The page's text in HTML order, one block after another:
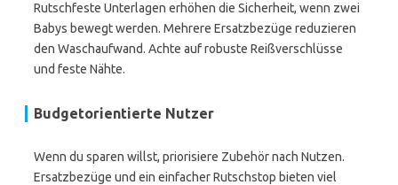
Rutschfeste Unterlagen erhöhen die Sicherheit, wenn zwei
Babys bewegt werden. Mehrere Ersatzbezüge reduzieren
den Waschaufwand. Achte auf robuste Reißverschlüsse
und feste Nähte.
Budgetorientierte Nutzer
Wenn du sparen willst, priorisiere Zubehör nach Nutzen.
Ersatzbezüge und ein einfacher Rutschstop bieten viel